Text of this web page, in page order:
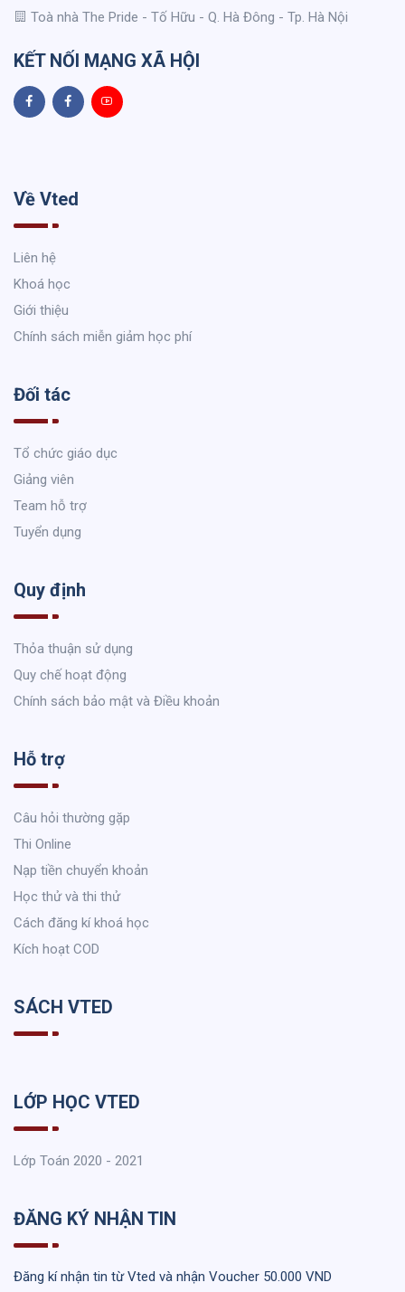
Toà nhà The Pride - Tố Hữu - Q. Hà Đông - Tp. Hà Nội
KẾT NỐI MẠNG XÃ HỘI
Về Vted
Liên hệ
Khoá học
Giới thiệu
Chính sách miễn giảm học phí
Đối tác
Tổ chức giáo dục
Giảng viên
Team hỗ trợ
Tuyển dụng
Quy định
Thỏa thuận sử dụng
Quy chế hoạt động
Chính sách bảo mật và Điều khoản
Hỗ trợ
Câu hỏi thường gặp
Thi Online
Nạp tiền chuyển khoản
Học thử và thi thử
Cách đăng kí khoá học
Kích hoạt COD
SÁCH VTED
LỚP HỌC VTED
Lớp Toán 2020 - 2021
ĐĂNG KÝ NHẬN TIN
Đăng kí nhận tin từ Vted và nhận Voucher 50.000 VND